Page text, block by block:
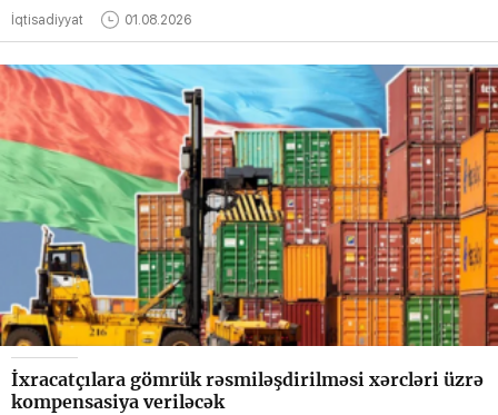
İqtisadiyyat 01.08.2026
İxracatçılara gömrük rəsmiləşdirilməsi xərcləri üzrə
kompensasiya veriləcək